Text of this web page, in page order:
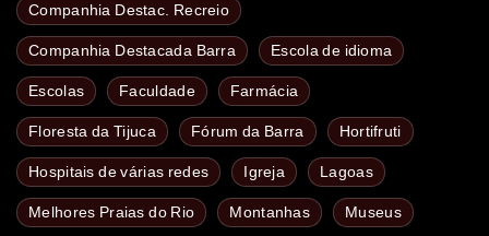
Companhia Destac. Recreio
Companhia Destacada Barra Escola de idioma
Escolas Faculdade Farmácia
Floresta da Tijuca Fórum da Barra Hortifruti
Hospitais de várias redes Igreja Lagoas
Melhores Praias do Rio Montanhas Museus